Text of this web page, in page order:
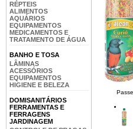
RÉPTEIS
ALIMENTOS
AQUÁRIOS
EQUIPAMENTOS
MEDICAMENTOS E
TRATAMENTO DE ÁGUA
BANHO E TOSA
LÂMINAS
ACESSÓRIOS
EQUIPAMENTOS
HIGIENE E BELEZA
DOMISANITÁRIOS
FERRAMENTAS E
FERRAGENS
JARDINAGEM